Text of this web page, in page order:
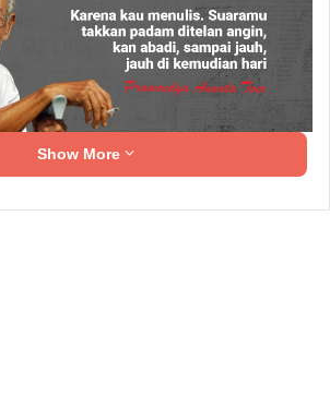
Amas mengatakann gerakan
Show More